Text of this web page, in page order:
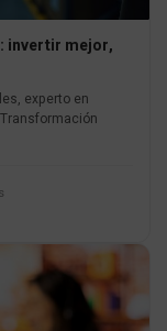
invertir mejor,
experto en